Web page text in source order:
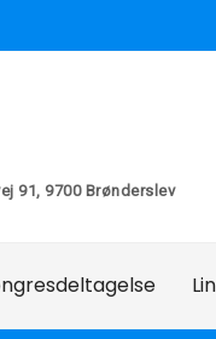
91, 9700 Brønderslev